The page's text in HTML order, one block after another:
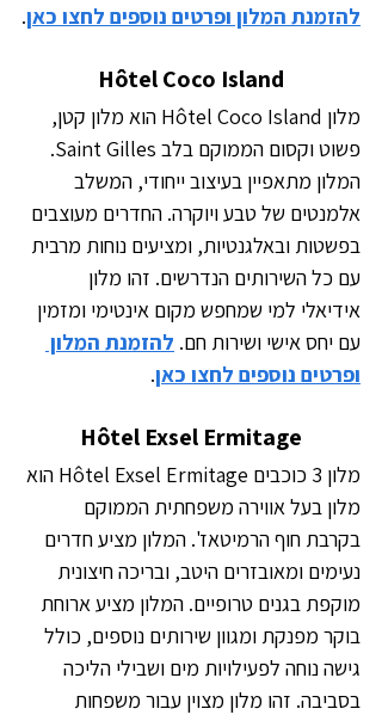
להזמנת המלון ופרטים נוספים לחצו כאן.
Hôtel Coco Island
מלון Hôtel Coco Island הוא מלון קטן,
פשוט וקסום הממוקם בלב Saint Gilles.
המלון מתאפיין בעיצוב ייחודי, המשלב
אלמנטים של טבע ויוקרה. החדרים מעוצבים
בפשטות ובאלגנטיות, ומציעים נוחות מרבית
עם כל השירותים הנדרשים. זהו מלון
אידיאלי למי שמחפש מקום אינטימי ומזמין
עם יחס אישי ושירות חם. להזמנת המלון
ופרטים נוספים לחצו כאן.
Hôtel Exsel Ermitage
מלון 3 כוכבים Hôtel Exsel Ermitage הוא
מלון בעל אווירה משפחתית הממוקם
בקרבת חוף הרמיטאז'. המלון מציע חדרים
נעימים ומאובזרים היטב, ובריכה חיצונית
מוקפת בגנים טרופיים. המלון מציע ארוחת
בוקר מפנקת ומגוון שירותים נוספים, כולל
גישה נוחה לפעילויות מים ושבילי הליכה
בסביבה. זהו מלון מצוין עבור משפחות